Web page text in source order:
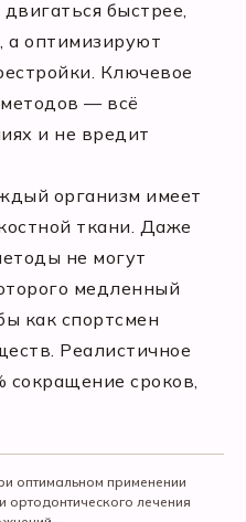
быстрее,
а оптимизируют
Ключевое
— всё
и не вредит
организм имеет
ткани. Даже
не могут
медленный
как спортсмен
Реалистичное
сокращение сроков,
оптимальном применении
лечения